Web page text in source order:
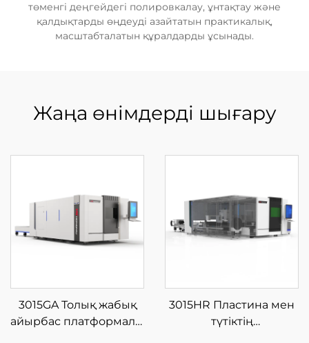
төменгі деңгейдегі полировкалау, ұнтақтау және
қалдықтарды өңдеуді азайтатын практикалық,
масштабталатын құралдарды ұсынады.
Жаңа өнімдерді шығару
3015GA Толық жабық
айырбас платформалы
3015HR Пластина мен
түтіктің